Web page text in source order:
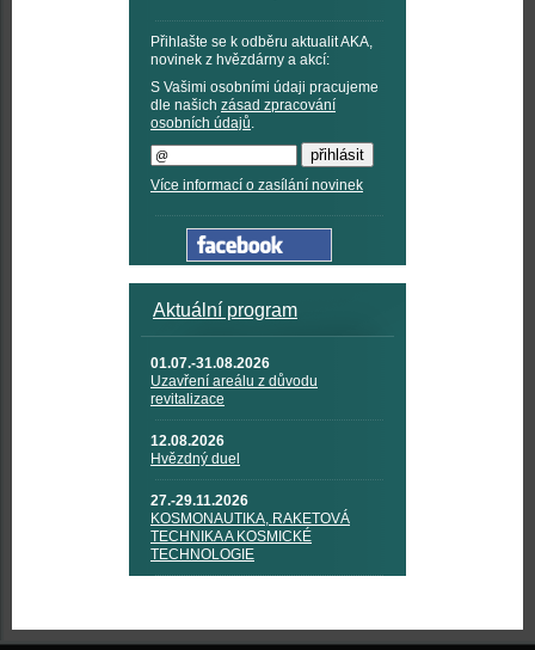
Přihlašte se k odběru aktualit AKA,
novinek z hvězdárny a akcí:
S Vašimi osobními údaji pracujeme
dle našich zásad zpracování
osobních údajů.
Více informací o zasílání novinek
Aktuální program
01.07.-31.08.2026
Uzavření areálu z důvodu
revitalizace
12.08.2026
Hvězdný duel
27.-29.11.2026
KOSMONAUTIKA, RAKETOVÁ
TECHNIKA A KOSMICKÉ
TECHNOLOGIE